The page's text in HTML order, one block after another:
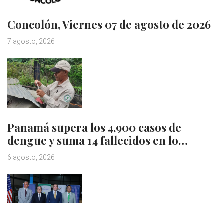
Concolón, Viernes 07 de agosto de 2026
7 agosto, 2026
Panamá supera los 4,900 casos de
dengue y suma 14 fallecidos en lo…
6 agosto, 2026